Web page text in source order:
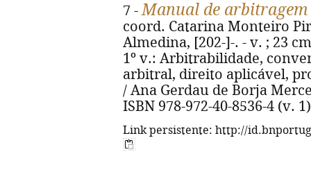
7 -Manual de
coord. Catarina Monteiro
Almedina, [202-]-. - v. ; 23
1º v.: Arbitrabilidade,
arbitral, direito aplicável,
/ Ana Gerdau de Borja
ISBN 978-972-40-8536-4 (v. 1)
Link persistente: http://